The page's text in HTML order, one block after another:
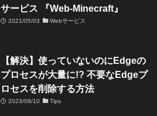
サービス 『Web-Minecraft』
2021/05/03 Webサービス
【解決】使っていないのにEdgeの
プロセスが大量に!? 不要なEdgeプ
ロセスを削除する方法
2023/09/10 Tips